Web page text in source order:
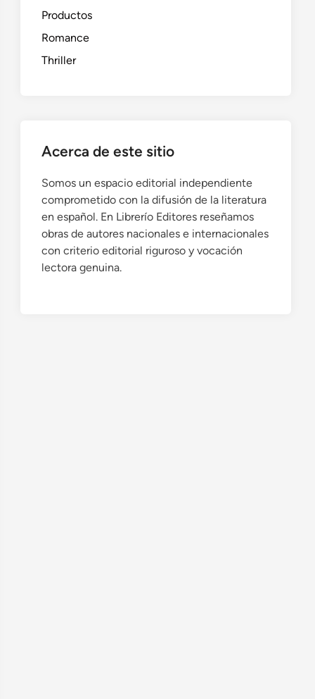
Productos
Romance
Thriller
Acerca de este sitio
Somos un espacio editorial independiente
comprometido con la difusión de la literatura
en español. En Librerío Editores reseñamos
obras de autores nacionales e internacionales
con criterio editorial riguroso y vocación
lectora genuina.